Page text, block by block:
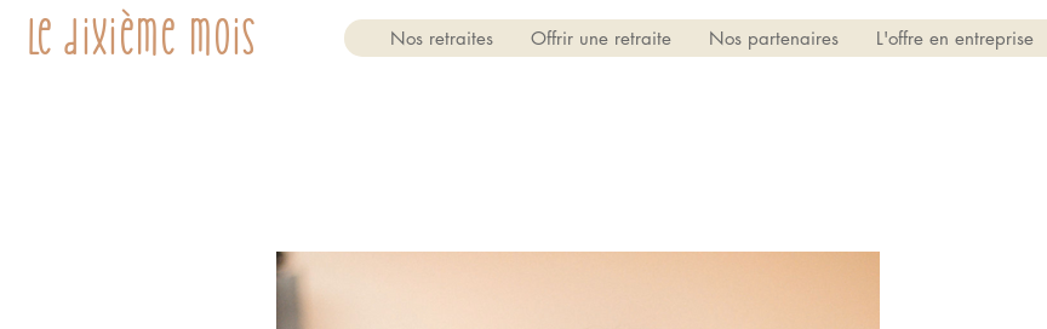
Le dixième mois Nos retraites Offrir une retraite Nos partenaires L'offre en entreprise